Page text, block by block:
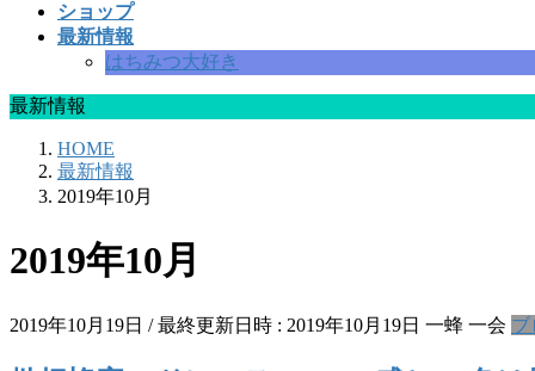
ショップ
最新情報
はちみつ大好き
最新情報
HOME
最新情報
2019年10月
2019年10月
2019年10月19日 / 最終更新日時 : 2019年10月19日 一蜂 一会 ブ